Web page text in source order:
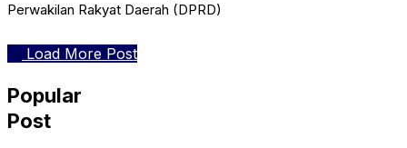
Perwakilan Rakyat Daerah (DPRD)
Load More Post
Popular
Post